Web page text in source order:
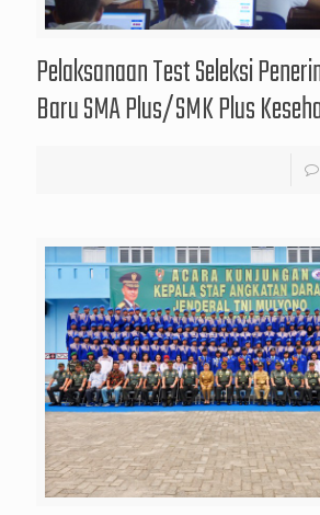
Pelaksanaan Test Seleksi
Baru SMA Plus/SMK Plus